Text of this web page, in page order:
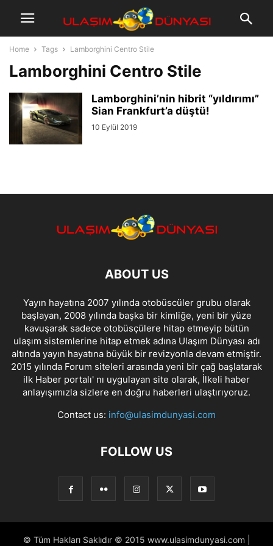
Home Tags Lamborghini Centro Stile
Lamborghini Centro Stile
Lamborghini’nin hibrit “yıldırımı”
Sian Frankfurt’a düştü!
10 Eylül 2019
ABOUT US
Yayın hayatına 2007 yılında otobüscüler grubu olarak
başlayan, 2008 yılında başka bir kimliğe, yeni bir yüze
kavuşarak sadece otobüsçülere hitap etmeyip bütün
ulaşım sistemlerine hitap etmek adına Ulaşım Dünyası adı
altında yayın hayatına büyük bir revizyonla devam etmiştir.
2015 yılında Forum siteleri arasında yeni bir çağ başlatarak
ilk Haber portalı' nı uygulayan site olarak, İlkeli haber
anlayışımızla sizlere en doğru haberleri ulaştırıyoruz.
Contact us: info@ulasimdunyasi.com
FOLLOW US
© Tüm Hakları Saklıdır © 2015 www.ulasimdunyasi.com |